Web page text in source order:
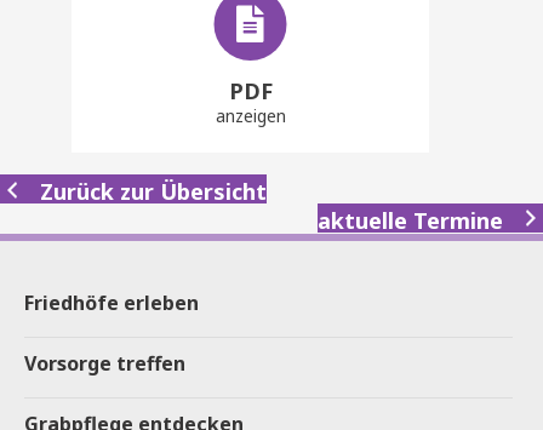
PDF
anzeigen
Zurück zur Übersicht
aktuelle Termine
Friedhöfe erleben
Vorsorge treffen
Grabpflege entdecken